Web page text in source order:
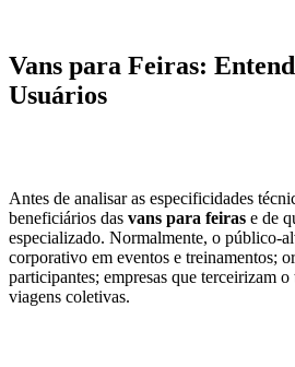
Vans para Feiras:
Usuários
Antes de analisar as especificidades
beneficiários das vans para feiras e de
especializado. Normalmente, o público-
corporativo em eventos e treinamentos;
participantes; empresas que terceirizam
viagens coletivas.